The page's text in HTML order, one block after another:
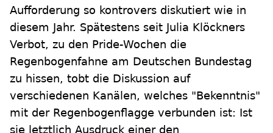
Aufforderung so kontrovers diskutiert wie in
diesem Jahr. Spätestens seit Julia Klöckners
Verbot, zu den Pride-Wochen die
Regenbogenfahne am Deutschen Bundestag
zu hissen, tobt die Diskussion auf
verschiedenen Kanälen, welches "Bekenntnis"
mit der Regenbogenflagge verbunden ist: Ist
sie letztlich Ausdruck einer den